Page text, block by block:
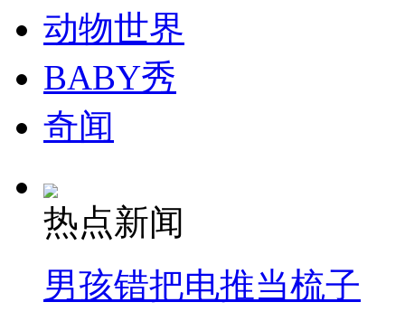
消防员救轻生者 花炮节热闹非凡
纽约上演“枕头大战”
动物世界
BABY秀
奇闻
热点新闻
男孩错把电推当梳子